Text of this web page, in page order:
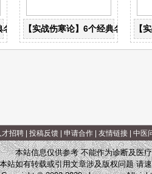
名方，搞定一本伤寒论
【实战伤寒论】6个经典名方，搞
【
才招聘| 投稿反馈| 申请合作| 友情链接| 中医
本站信息仅供参考 不能作为诊断及医
本站如有转载或引用文章涉及版权问题 请